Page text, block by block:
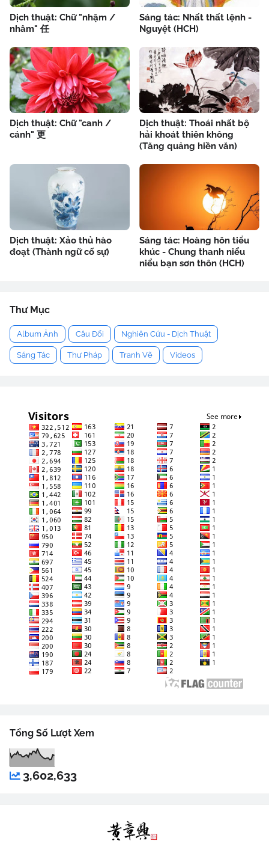
Dịch thuật: Chữ "nhậm /
nhâm" 任
Sáng tác: Nhất thất lệnh -
Nguyệt (HCH)
Dịch thuật: Chữ "canh /
cánh" 更
Dịch thuật: Thoái nhất bộ
hải khoát thiên không
(Tăng quảng hiền văn)
Dịch thuật: Xảo thủ hào
đoạt (Thành ngữ cố sự)
Sáng tác: Hoàng hôn tiểu
khúc - Chung thanh niểu
niểu bạn sơn thôn (HCH)
Thư Mục
Album Ảnh Câu Đối Nghiên Cứu - Dịch Thuật
Sáng Tác Thư Pháp Tranh Vẽ Videos
Tổng Số Lượt Xem
3,602,633